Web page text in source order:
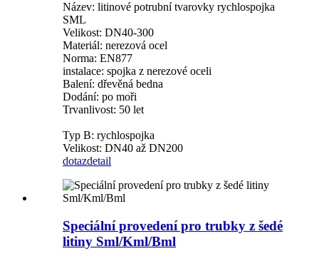
Název: litinové potrubní tvarovky rychlospojka
SML
Velikost: DN40-300
Materiál: nerezová ocel
Norma: EN877
instalace: spojka z nerezové oceli
Balení: dřevěná bedna
Dodání: po moři
Trvanlivost: 50 let
Typ B: rychlospojka
Velikost: DN40 až DN200
dotazdetail
Speciální provedení pro trubky z šedé
litiny Sml/Kml/Bml